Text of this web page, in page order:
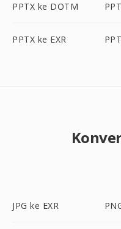
PPTX ke DOTM
PPTX ke EXR
JPG ke EXR